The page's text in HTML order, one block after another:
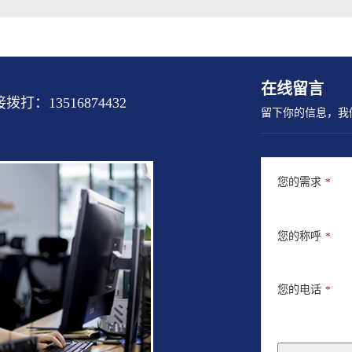
打：13516874432
在线留言
留下你的信息，
您的需求 *
您的称呼 *
您的电话 *